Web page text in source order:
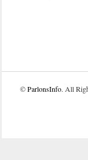
©ParlonsInfo. All